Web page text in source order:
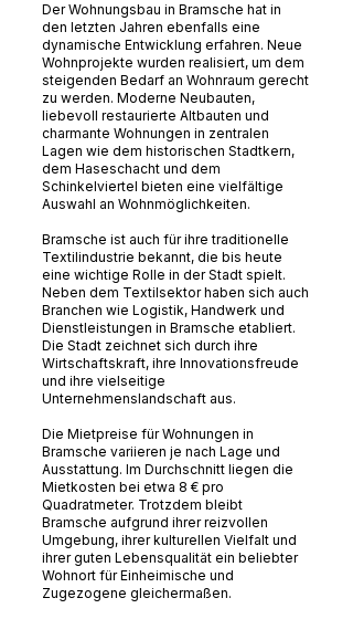
Der Wohnungsbau in Bramsche hat in
den letzten Jahren ebenfalls eine
dynamische Entwicklung erfahren. Neue
Wohnprojekte wurden realisiert, um dem
steigenden Bedarf an Wohnraum gerecht
zu werden. Moderne Neubauten,
liebevoll restaurierte Altbauten und
charmante Wohnungen in zentralen
Lagen wie dem historischen Stadtkern,
dem Haseschacht und dem
Schinkelviertel bieten eine vielfältige
Auswahl an Wohnmöglichkeiten.
Bramsche ist auch für ihre traditionelle
Textilindustrie bekannt, die bis heute
eine wichtige Rolle in der Stadt spielt.
Neben dem Textilsektor haben sich auch
Branchen wie Logistik, Handwerk und
Dienstleistungen in Bramsche etabliert.
Die Stadt zeichnet sich durch ihre
Wirtschaftskraft, ihre Innovationsfreude
und ihre vielseitige
Unternehmenslandschaft aus.
Die Mietpreise für Wohnungen in
Bramsche variieren je nach Lage und
Ausstattung. Im Durchschnitt liegen die
Mietkosten bei etwa 8 € pro
Quadratmeter. Trotzdem bleibt
Bramsche aufgrund ihrer reizvollen
Umgebung, ihrer kulturellen Vielfalt und
ihrer guten Lebensqualität ein beliebter
Wohnort für Einheimische und
Zugezogene gleichermaßen.